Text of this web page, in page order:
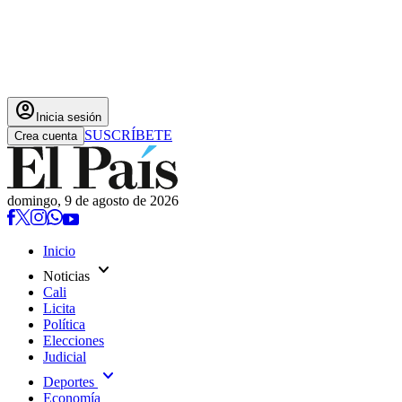
account_circle Inicia sesión
Crea cuenta SUSCRÍBETE
domingo, 9 de agosto de 2026
Inicio
Noticias expand_more
Cali
Licita
Política
Elecciones
Judicial
Deportes expand_more
Economía